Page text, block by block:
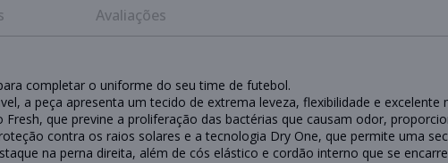
Avaliações
completar o uniforme do seu time de futebol.
a peça apresenta um tecido de extrema leveza, flexibilidade e excelente
que previne a proliferação das bactérias que causam odor,
contra os raios solares e a tecnologia Dry One, que permite uma
na perna direita, além de cós elástico e cordão interno que se